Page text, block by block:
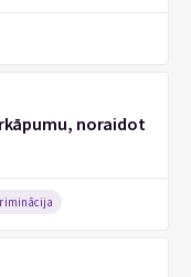
noraidot